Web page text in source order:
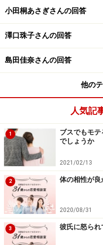
男性にかぎらず自慢話を
からそうしているんですよ
肩書き、年収、社会的地
たものはすべて自分を覆
面だけで勝負ができな
持ち出してくるんですよ
備すごくね？」と言って
現実世界でもゲームの世
ごい人なのに鎧自慢をし
同じ人間」と思っている
とくに、過去の武勇伝を
あり、こういった人は
分」でも勝負できないか
です。だって、自分とし
小田桐あさぎさんの回答
澤口珠子さんの回答
島田佳奈さんの回答
他の
人気記
1
ブスでもモ
でしょうか
2021/02/13
2 体の相性が
2020/08/31
3 彼氏に怒ら